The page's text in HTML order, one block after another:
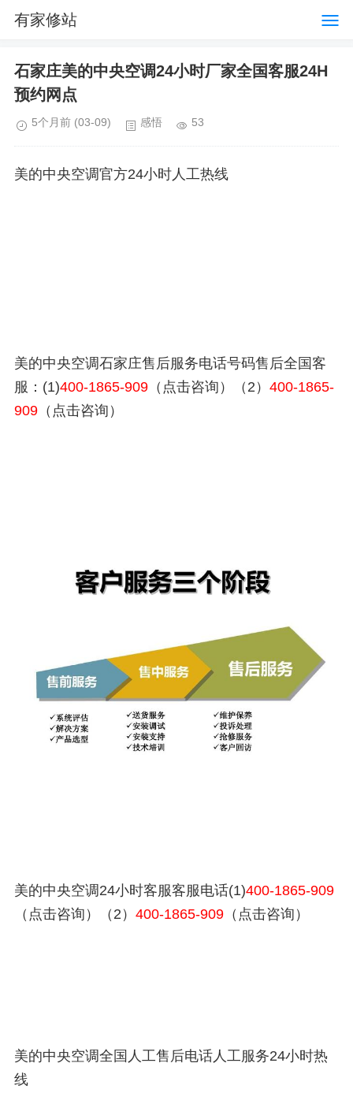
有家修站
石家庄美的中央空调24小时厂家全国客服24H
预约网点
5个月前 (03-09) 感悟 53
美的中央空调官方24小时人工热线
美的中央空调石家庄售后服务电话号码售后全国客
服：(1)400-1865-909 （点击咨询）（2） 400-1865-
909 （点击咨询）
美的中央空调24小时客服客服电话(1)400-1865-909
（点击咨询）（2） 400-1865-909 （点击咨询）
美的中央空调全国人工售后电话人工服务24小时热
线